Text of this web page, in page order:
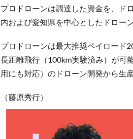
プロドローンは調達した資金を、ド
内および愛知県を中心としたドロー
プロドローンは最大推奨ペイロード
長距離飛行（100km実験済み）が可
用にも対応）のドローン開発から生
（藤原秀行）